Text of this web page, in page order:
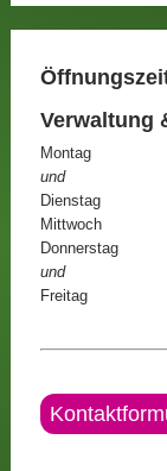
Verwaltung
Montag
und
Dienstag
Mittwoch
Donnerstag
und
Freitag